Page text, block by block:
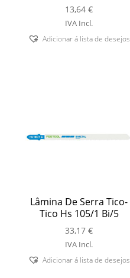
13,64€
IVA Incl.
Adicionar á lista de desejos
Lâmina De Serra Tico-
Tico Hs 105/1 Bi/5
33,17€
IVA Incl.
Adicionar á lista de desejos